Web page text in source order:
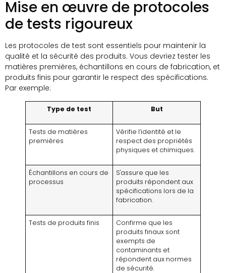
Mise en œuvre de protocoles
de tests rigoureux
Les protocoles de test sont essentiels pour maintenir la
qualité et la sécurité des produits. Vous devriez tester les
matières premières, échantillons en cours de fabrication, et
produits finis pour garantir le respect des spécifications.
Par exemple:
Type de test But
Tests de matières
premières
Vérifie l’identité et le
respect des propriétés
physiques et chimiques.
Échantillons en cours de
processus
S'assure que les
produits répondent aux
spécifications lors de la
fabrication.
Tests de produits finis
Confirme que les
produits finaux sont
exempts de
contaminants et
répondent aux normes
de sécurité.